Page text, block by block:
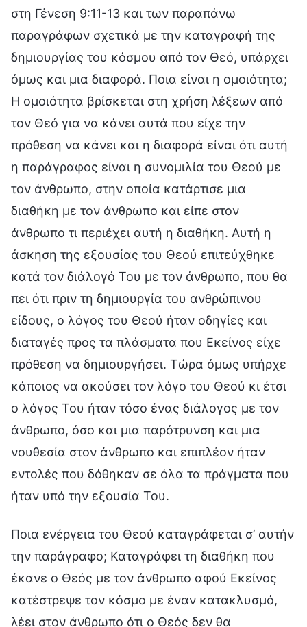
στη Γένεση 9:11-13 και των παραπάνω
παραγράφων σχετικά με την καταγραφή της
δημιουργίας του κόσμου από τον Θεό, υπάρχει
όμως και μια διαφορά. Ποια είναι η ομοιότητα;
H ομοιότητα βρίσκεται στη χρήση λέξεων από
τον Θεό για να κάνει αυτά που είχε την
πρόθεση να κάνει και η διαφορά είναι ότι αυτή
η παράγραφος είναι η συνομιλία του Θεού με
τον άνθρωπο, στην οποία κατάρτισε μια
διαθήκη με τον άνθρωπο και είπε στον
άνθρωπο τι περιέχει αυτή η διαθήκη. Αυτή η
άσκηση της εξουσίας του Θεού επιτεύχθηκε
κατά τον διάλογό Του με τον άνθρωπο, που θα
πει ότι πριν τη δημιουργία του ανθρώπινου
είδους, ο λόγος του Θεού ήταν οδηγίες και
διαταγές προς τα πλάσματα που Εκείνος είχε
πρόθεση να δημιουργήσει. Τώρα όμως υπήρχε
κάποιος να ακούσει τον λόγο του Θεού κι έτσι
ο λόγος Του ήταν τόσο ένας διάλογος με τον
άνθρωπο, όσο και μια παρότρυνση και μια
νουθεσία στον άνθρωπο και επιπλέον ήταν
εντολές που δόθηκαν σε όλα τα πράγματα που
ήταν υπό την εξουσία Του.
Ποια ενέργεια του Θεού καταγράφεται σ’ αυτήν
την παράγραφο; Καταγράφει τη διαθήκη που
έκανε ο Θεός με τον άνθρωπο αφού Εκείνος
κατέστρεψε τον κόσμο με έναν κατακλυσμό,
λέει στον άνθρωπο ότι ο Θεός δεν θα